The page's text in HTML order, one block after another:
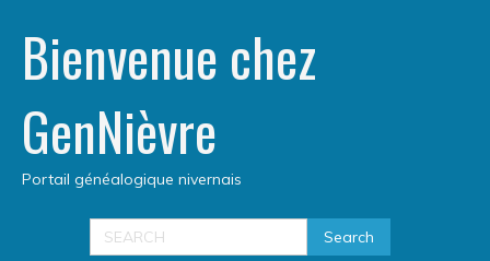
Bienvenue chez
GenNièvre
Portail généalogique nivernais